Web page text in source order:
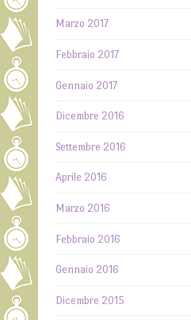
Marzo 2017
Febbraio 2017
Gennaio 2017
Dicembre 2016
Settembre 2016
Aprile 2016
Marzo 2016
Febbraio 2016
Gennaio 2016
Dicembre 2015